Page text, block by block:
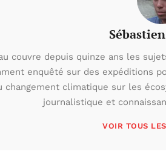
couvre depuis quinze ans les
enquêté sur des expéditions
changement climatique sur les
journalistique et
VOIR TOUS